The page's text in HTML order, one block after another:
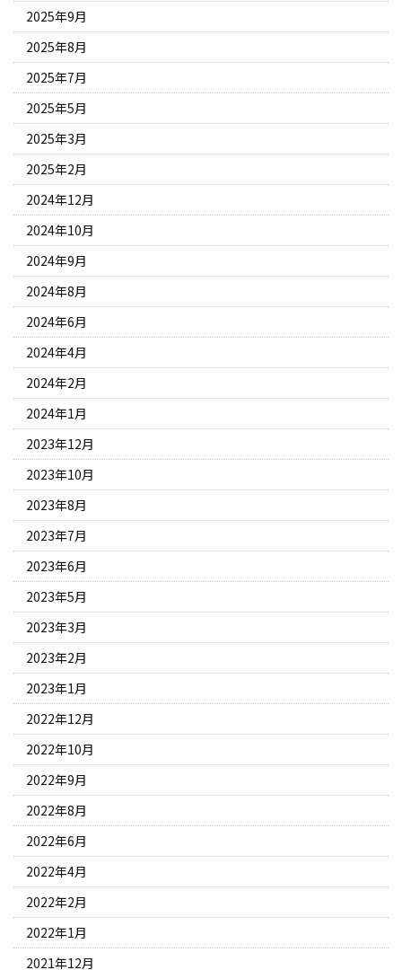
2025年9月
2025年8月
2025年7月
2025年5月
2025年3月
2025年2月
2024年12月
2024年10月
2024年9月
2024年8月
2024年6月
2024年4月
2024年2月
2024年1月
2023年12月
2023年10月
2023年8月
2023年7月
2023年6月
2023年5月
2023年3月
2023年2月
2023年1月
2022年12月
2022年10月
2022年9月
2022年8月
2022年6月
2022年4月
2022年2月
2022年1月
2021年12月